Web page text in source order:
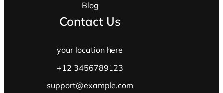
Blog
Contact Us
your location here
+12 3456789123
support@example.com